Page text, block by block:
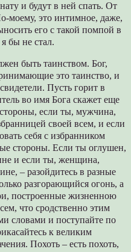
и будут в ней спать. От
моему, это интимное, даже,
его с такой помпой в
бы не стал.
быть таинством. Бог,
это таинство, и
Пусть горит в
во имя Бога скажет еще
если ты, мужчина,
своей всем, и если
себя с избранником
стороны. Если ты оглушен,
и если ты, женщина,
– разойдитесь в разные
разгорающийся огонь, а
построенные жизненною
что сродственно этим
словами и поступайте по
к великим
Похоть – есть похоть,